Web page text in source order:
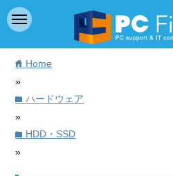
home Home
»
folderハードウェア
»
folder HDD・SSD
»